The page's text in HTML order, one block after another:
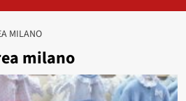
MILANO
milano